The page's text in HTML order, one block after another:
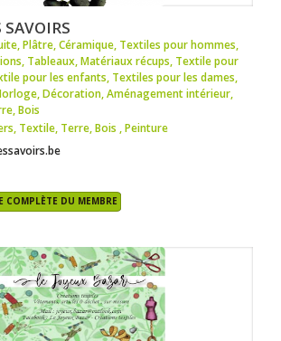
SAVOIRS
,Plâtre,Céramique, Textiles pour hommes,
, Tableaux,Matériaux récups, Textile pour
pour les enfants, Textiles pour les dames,
,Décoration,Aménagement intérieur,
,Bois
, Textile, Terre,Bois ,Peinture
COMPLÈTE DU MEMBRE